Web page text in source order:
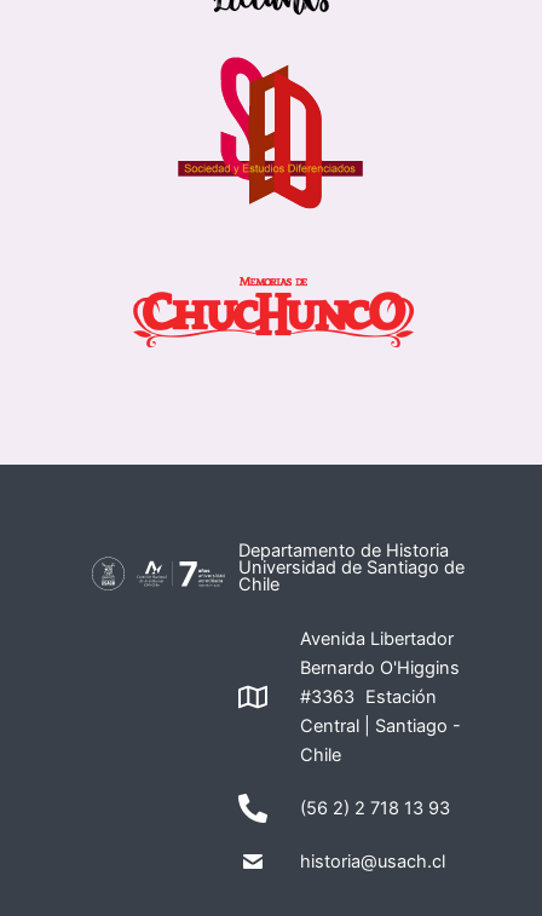
Departamento de Historia
Universidad de Santiago de
Chile
Avenida Libertador
Bernardo O'Higgins
#3363 Estación
Central | Santiago -
Chile
(56 2) 2 718 13 93
historia@usach.cl